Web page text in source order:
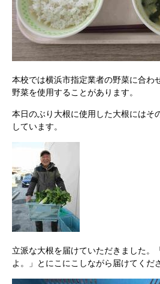
本校では横浜市指定業者の野菜に合わ
野菜を使用することがあります。
本日のぶり大根に使用した大根にはそ
しています。
立派な大根を届けていただきました。
よ。」とにこにこしながら届けてくだ